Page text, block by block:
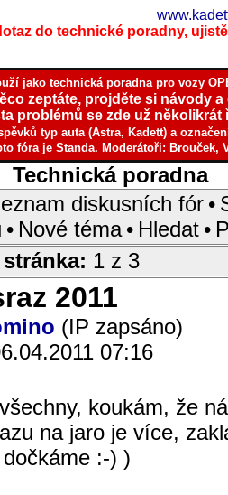
do technické poradny,
jako technická poradna pro vozy
zeptáte, projděte si návody
problémů se zde už několikrát
typ auta (Astra, Kadett) a
fóra je Standa. Moderátoři: Brouček,
Technická poradna
diskusních fór •
• Nové téma • Hledat •
1 z 3
2011
(IP zapsáno)
07:16
koukám, že
na jaro je více,
:-) )